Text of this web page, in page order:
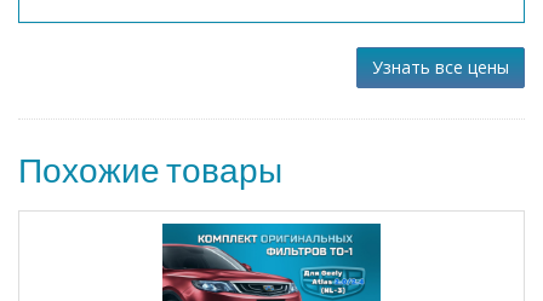
Узнать все цены
Похожие товары